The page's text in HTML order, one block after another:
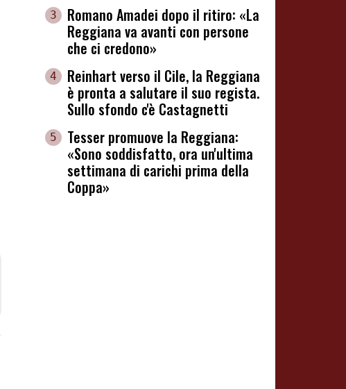
3
Romano Amadei dopo il ritiro: «La
Reggiana va avanti con persone
che ci credono»
4
Reinhart verso il Cile, la Reggiana
è pronta a salutare il suo regista.
Sullo sfondo c'è Castagnetti
5
Tesser promuove la Reggiana:
«Sono soddisfatto, ora un'ultima
settimana di carichi prima della
Coppa»